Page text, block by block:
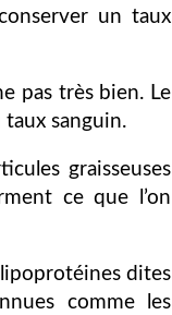
un taux
pas très bien. Le
sanguin.
graisseuses
ce que l’on
lipoprotéines dites
comme les